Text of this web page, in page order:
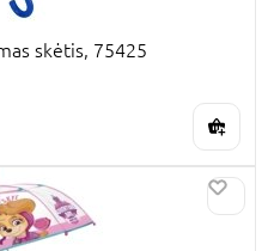
skėtis, 75425